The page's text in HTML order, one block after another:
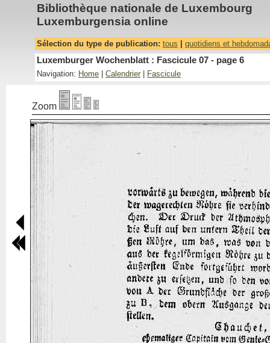
Bibliothèque nationale de Luxembourg
Luxemburgensia online
Sélection du type de publication: tous quotidiens et
Luxemburger Wochenblatt : Fascicule 07 - page 6
Navigation: Home Calendrier Fascicule
Zoom